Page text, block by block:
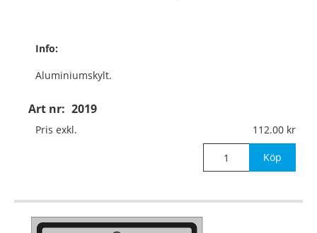
Art nr: 2019
Info:
Aluminiumskylt.
Med aluminiumskena
350x10x3 mm
Pris exkl. 112.00
Köp